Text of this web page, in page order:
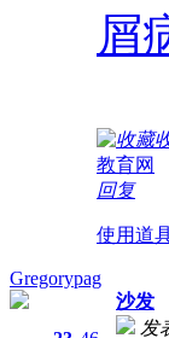
屑
教育网
回复
使用道
Gregorypag
沙发
发